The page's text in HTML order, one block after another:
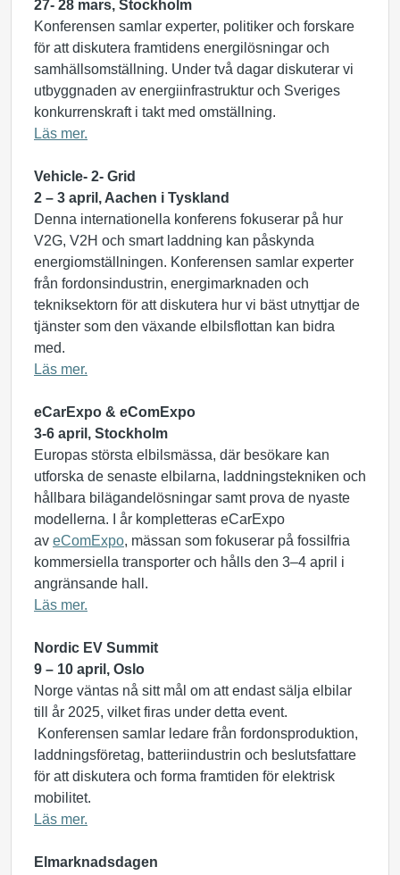
27- 28 mars, Stockholm
Konferensen samlar experter, politiker och forskare
för att diskutera framtidens energilösningar och
samhällsomställning. Under två dagar diskuterar vi
utbyggnaden av energiinfrastruktur och Sveriges
konkurrenskraft i takt med omställning.
Läs mer.
Vehicle- 2- Grid
2 – 3 april, Aachen i Tyskland
Denna internationella konferens fokuserar på hur
V2G, V2H och smart laddning kan påskynda
energiomställningen. Konferensen samlar experter
från fordonsindustrin, energimarknaden och
tekniksektorn för att diskutera hur vi bäst utnyttjar de
tjänster som den växande elbilsflottan kan bidra
med.
Läs mer.
eCarExpo & eComExpo
3-6 april, Stockholm
Europas största elbilsmässa, där besökare kan
utforska de senaste elbilarna, laddningstekniken och
hållbara bilägandelösningar samt prova de nyaste
modellerna. I år kompletteras eCarExpo
av eComExpo, mässan som fokuserar på fossilfria
kommersiella transporter och hålls den 3–4 april i
angränsande hall.
Läs mer.
Nordic EV Summit
9 – 10 april, Oslo
Norge väntas nå sitt mål om att endast sälja elbilar
till år 2025, vilket firas under detta event.
Konferensen samlar ledare från fordonsproduktion,
laddningsföretag, batteriindustrin och beslutsfattare
för att diskutera och forma framtiden för elektrisk
mobilitet.
Läs mer.
Elmarknadsdagen